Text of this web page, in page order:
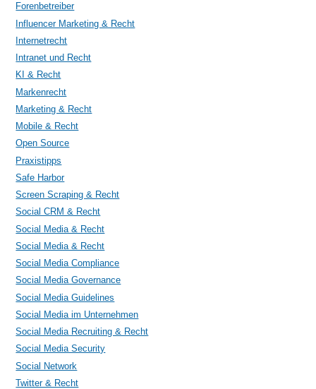
Forenbetreiber
Influencer Marketing & Recht
Internetrecht
Intranet und Recht
KI & Recht
Markenrecht
Marketing & Recht
Mobile & Recht
Open Source
Praxistipps
Safe Harbor
Screen Scraping & Recht
Social CRM & Recht
Social Media & Recht
Social Media & Recht
Social Media Compliance
Social Media Governance
Social Media Guidelines
Social Media im Unternehmen
Social Media Recruiting & Recht
Social Media Security
Social Network
Twitter & Recht